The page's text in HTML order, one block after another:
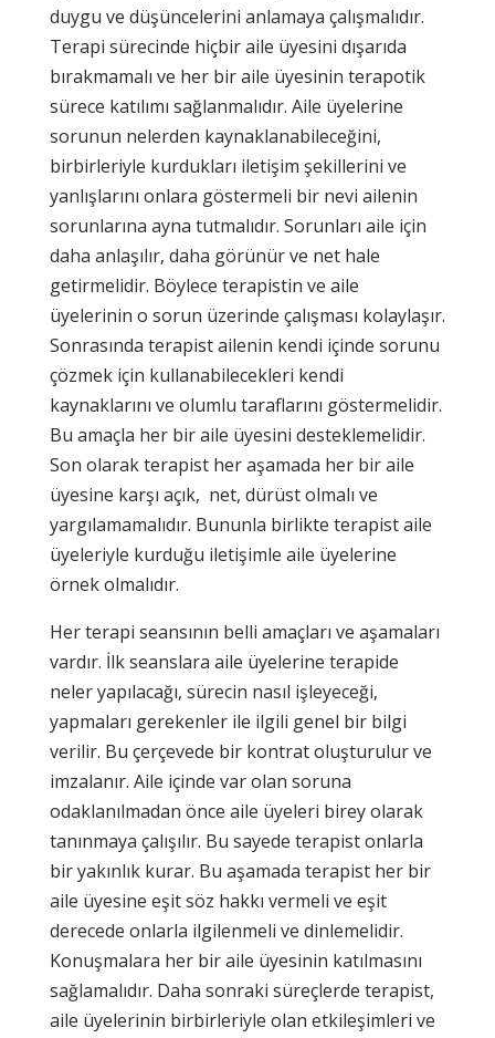
duygu ve düşüncelerini anlamaya çalışmalıdır.
Terapi sürecinde hiçbir aile üyesini dışarıda
bırakmamalı ve her bir aile üyesinin terapotik
sürece katılımı sağlanmalıdır. Aile üyelerine
sorunun nelerden kaynaklanabileceğini,
birbirleriyle kurdukları iletişim şekillerini ve
yanlışlarını onlara göstermeli bir nevi ailenin
sorunlarına ayna tutmalıdır. Sorunları aile için
daha anlaşılır, daha görünür ve net hale
getirmelidir. Böylece terapistin ve aile
üyelerinin o sorun üzerinde çalışması kolaylaşır.
Sonrasında terapist ailenin kendi içinde sorunu
çözmek için kullanabilecekleri kendi
kaynaklarını ve olumlu taraflarını göstermelidir.
Bu amaçla her bir aile üyesini desteklemelidir.
Son olarak terapist her aşamada her bir aile
üyesine karşı açık, net, dürüst olmalı ve
yargılamamalıdır. Bununla birlikte terapist aile
üyeleriyle kurduğu iletişimle aile üyelerine
örnek olmalıdır.
Her terapi seansının belli amaçları ve aşamaları
vardır. İlk seanslara aile üyelerine terapide
neler yapılacağı, sürecin nasıl işleyeceği,
yapmaları gerekenler ile ilgili genel bir bilgi
verilir. Bu çerçevede bir kontrat oluşturulur ve
imzalanır. Aile içinde var olan soruna
odaklanılmadan önce aile üyeleri birey olarak
tanınmaya çalışılır. Bu sayede terapist onlarla
bir yakınlık kurar. Bu aşamada terapist her bir
aile üyesine eşit söz hakkı vermeli ve eşit
derecede onlarla ilgilenmeli ve dinlemelidir.
Konuşmalara her bir aile üyesinin katılmasını
sağlamalıdır. Daha sonraki süreçlerde terapist,
aile üyelerinin birbirleriyle olan etkileşimleri ve